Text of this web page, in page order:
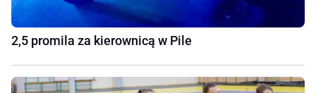
2,5 promila za kierownicą w Pile